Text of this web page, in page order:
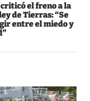
el freno a la
de Tierras: “Se
entre el miedo y